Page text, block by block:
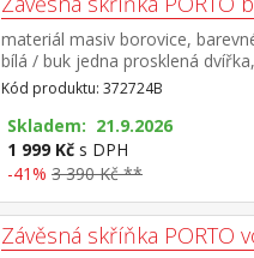
materiál masiv borovice,
bílá / buk jedna prosklená
jedna police maximální nosnosti
návodu k montáži součást
bílá / buk
Kód produktu: 372724B
Skladem: 21.9.2026
1 999 Kč s DPH
-41% 3 390 Kč **
Závěsná skříňka PORTO